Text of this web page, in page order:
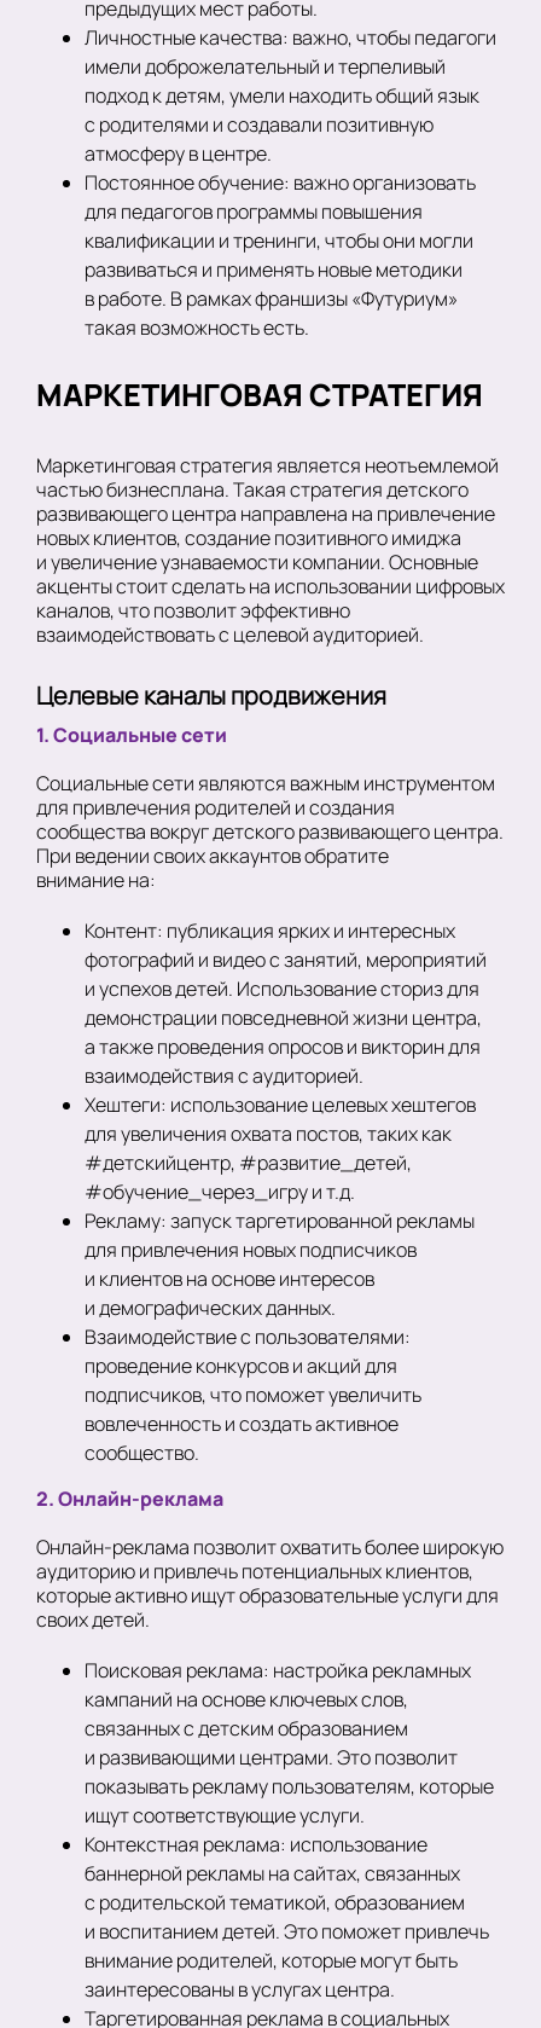
предыдущих мест работы.
Личностные качества: важно, чтобы педагоги
имели доброжелательный и терпеливый
подход к детям, умели находить общий язык
с родителями и создавали позитивную
атмосферу в центре.
Постоянное обучение: важно организовать
для педагогов программы повышения
квалификации и тренинги, чтобы они могли
развиваться и применять новые методики
в работе. В рамках франшизы «Футуриум»
такая возможность есть.
МАРКЕТИНГОВАЯ СТРАТЕГИЯ
Маркетинговая стратегия является неотъемлемой
частью бизнесплана. Такая стратегия детского
развивающего центра направлена на привлечение
новых клиентов, создание позитивного имиджа
и увеличение узнаваемости компании. Основные
акценты стоит сделать на использовании цифровых
каналов, что позволит эффективно
взаимодействовать с целевой аудиторией.
Целевые каналы продвижения
1. Социальные сети
Социальные сети являются важным инструментом
для привлечения родителей и создания
сообщества вокруг детского развивающего центра.
При ведении своих аккаунтов обратите
внимание на:
Контент: публикация ярких и интересных
фотографий и видео с занятий, мероприятий
и успехов детей. Использование сториз для
демонстрации повседневной жизни центра,
а также проведения опросов и викторин для
взаимодействия с аудиторией.
Хештеги: использование целевых хештегов
для увеличения охвата постов, таких как
#детскийцентр, #развитие_детей,
#обучение_через_игру и т.д.
Рекламу: запуск таргетированной рекламы
для привлечения новых подписчиков
и клиентов на основе интересов
и демографических данных.
Взаимодействие с пользователями:
проведение конкурсов и акций для
подписчиков, что поможет увеличить
вовлеченность и создать активное
сообщество.
2. Онлайн-реклама
Онлайн-реклама позволит охватить более широкую
аудиторию и привлечь потенциальных клиентов,
которые активно ищут образовательные услуги для
своих детей.
Поисковая реклама: настройка рекламных
кампаний на основе ключевых слов,
связанных с детским образованием
и развивающими центрами. Это позволит
показывать рекламу пользователям, которые
ищут соответствующие услуги.
Контекстная реклама: использование
баннерной рекламы на сайтах, связанных
с родительской тематикой, образованием
и воспитанием детей. Это поможет привлечь
внимание родителей, которые могут быть
заинтересованы в услугах центра.
Таргетированная реклама в социальных